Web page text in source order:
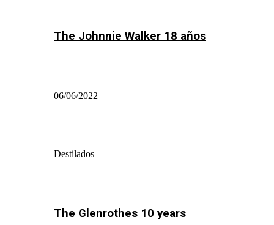
The Johnnie Walker 18 años
06/06/2022
Destilados
The Glenrothes 10 years